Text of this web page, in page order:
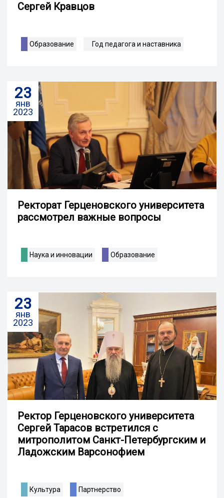
Сергей Кравцов
Образование Год педагога и наставника
23
янв
2023
Ректорат Герценовского университета
рассмотрел важные вопросы
Наука и инновации Образование
23
янв
2023
Ректор Герценовского университета
Сергей Тарасов встретился с
митрополитом Санкт-Петербургским и
Ладожским Варсонофием
Культура Партнерство